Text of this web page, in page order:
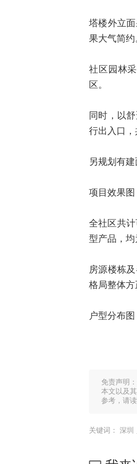
塔楼外立
果大气简约
社区园林
区。
同时，以
行出入口，
另规划有
项目效果图
全社区共
型产品，均
房源楼栋
格局整体方
户型分布图
免责声明
本文以及
参考，请
关键词： 深圳